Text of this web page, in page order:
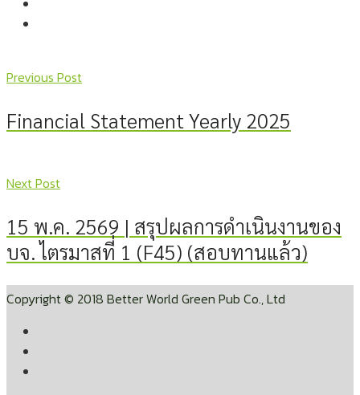
Previous Post
Financial Statement Yearly 2025
Next Post
15 พ.ค. 2569 | สรุปผลการดำเนินงานของ
บจ. ไตรมาสที่ 1 (F45) (สอบทานแล้ว)
Copyright © 2018 Better World Green Pub Co., Ltd